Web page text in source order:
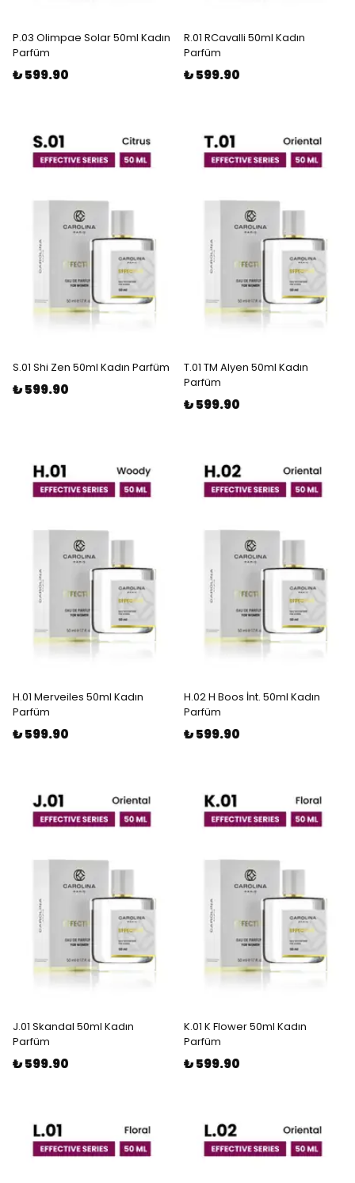
P.03 Olimpae Solar 50ml Kadın
Parfüm
₺ 599.90
R.01 RCavalli 50ml Kadın
Parfüm
₺ 599.90
S.01 Shi Zen 50ml Kadın Parfüm
₺ 599.90
T.01 TM Alyen 50ml Kadın
Parfüm
₺ 599.90
H.01 Merveiles 50ml Kadın
Parfüm
₺ 599.90
H.02 H Boos İnt. 50ml Kadın
Parfüm
₺ 599.90
J.01 Skandal 50ml Kadın
Parfüm
₺ 599.90
K.01 K Flower 50ml Kadın
Parfüm
₺ 599.90